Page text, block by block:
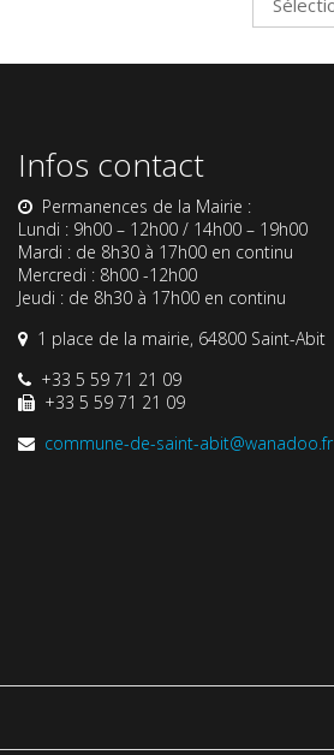
Infos contact
Permanences de la Mairie :
Lundi : 9h00 – 12h00 / 14h00 – 19h00
Mardi : de 8h30 à 17h00 en continu
Mercredi : 8h00 -12h00
Jeudi : de 8h30 à 17h00 en continu
1 place de la mairie, 64800 Saint-Abit
+33 5 59 71 21 09
+33 5 59 71 21 09
commune-de-saint-abit@wanadoo.fr